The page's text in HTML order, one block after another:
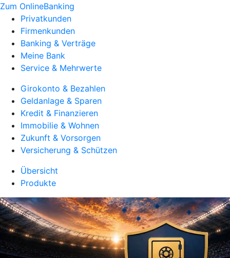
Zum OnlineBanking
Privatkunden
Firmenkunden
Banking & Verträge
Meine Bank
Service & Mehrwerte
Girokonto & Bezahlen
Geldanlage & Sparen
Kredit & Finanzieren
Immobilie & Wohnen
Zukunft & Vorsorgen
Versicherung & Schützen
Übersicht
Produkte